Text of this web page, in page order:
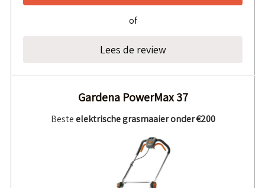
of
Lees de review
Gardena PowerMax 37
Besteelektrische grasmaaier onder €200